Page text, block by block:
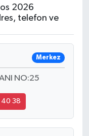
2026
telefon ve
Merkez
NO:25
40 38